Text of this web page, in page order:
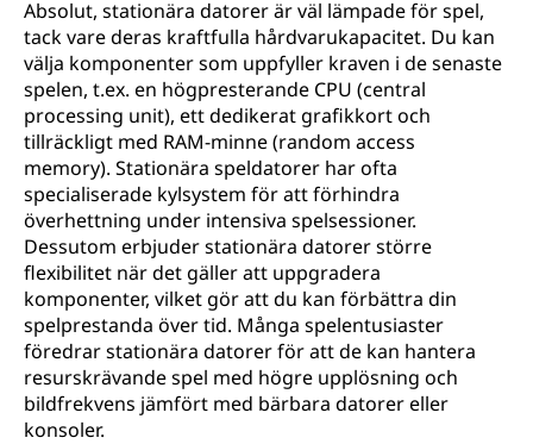
Absolut, stationära datorer är väl lämpade för spel,
tack vare deras kraftfulla hårdvarukapacitet. Du kan
välja komponenter som uppfyller kraven i de senaste
spelen, t.ex. en högpresterande CPU (central
processing unit), ett dedikerat grafikkort och
tillräckligt med RAM-minne (random access
memory). Stationära speldatorer har ofta
specialiserade kylsystem för att förhindra
överhettning under intensiva spelsessioner.
Dessutom erbjuder stationära datorer större
flexibilitet när det gäller att uppgradera
komponenter, vilket gör att du kan förbättra din
spelprestanda över tid. Många spelentusiaster
föredrar stationära datorer för att de kan hantera
resurskrävande spel med högre upplösning och
bildfrekvens jämfört med bärbara datorer eller
konsoler.